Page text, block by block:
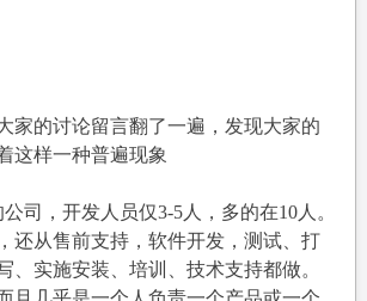
作
为
开
发
家的讨论留言翻了一遍，发现大家的
这样一种普遍现象
司，开发人员仅3-5人，多的在10人。
还从售前支持，软件开发，测试、打
、实施安装、培训、技术支持都做。